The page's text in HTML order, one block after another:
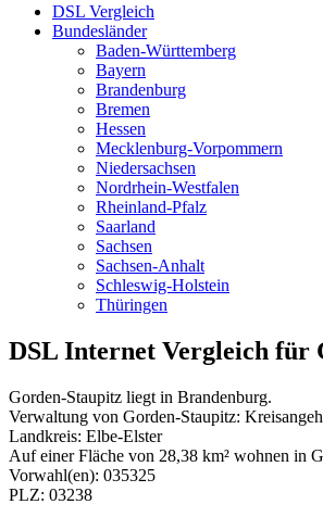
DSL Vergleich
Bundesländer
Baden-Württemberg
Bayern
Brandenburg
Bremen
Hessen
Mecklenburg-Vorpommern
Niedersachsen
Nordrhein-Westfalen
Rheinland-Pfalz
Saarland
Sachsen
Sachsen-Anhalt
Schleswig-Holstein
Thüringen
DSL Internet Vergleich für
Gorden-Staupitz liegt in Brandenburg.
Verwaltung von Gorden-Staupitz:
Landkreis: Elbe-Elster
Auf einer Fläche von 28,38 km² wohnen in
Vorwahl(en): 035325
PLZ: 03238